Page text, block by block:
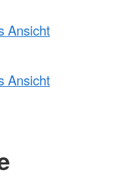
Ansicht
Ansicht